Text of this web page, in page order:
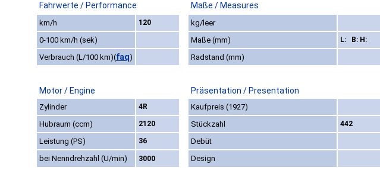
Fahrwerte / Performance Maße / Measures
km/h 120
kg/leer
0-100 km/h (sek)
Maße (mm) L: B: H:
Verbrauch (L/100 km)(faq) Radstand (mm)
Motor / Engine Präsentation / Presentation
Zylinder 4R
Kaufpreis (1927)
Hubraum (ccm)
2120 Stückzahl 442
Leistung (PS) 36
Debüt
bei Nenndrehzahl (U/min)
3000 Design